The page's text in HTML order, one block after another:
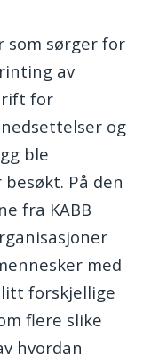
som sørger for
av
for
og
ble
På den
fra KABB
med
forskjellige
flere slike
hvordan